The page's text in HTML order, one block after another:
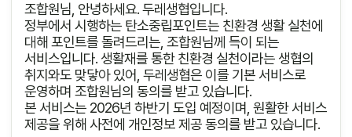
조합원님, 안녕하세요. 두레생협입니다.
정부에서 시행하는 탄소중립포인트는 친환경 생활 실천에
대해 포인트를 돌려드리는, 조합원님께 득이 되는
서비스입니다. 생활재를 통한 친환경 실천이라는 생협의
취지와도 맞닿아 있어, 두레생협은 이를 기본 서비스로
운영하며 조합원님의 동의를 받고 있습니다.
본 서비스는 2026년 하반기 도입 예정이며, 원활한 서비스
제공을 위해 사전에 개인정보 제공 동의를 받고 있습니다.